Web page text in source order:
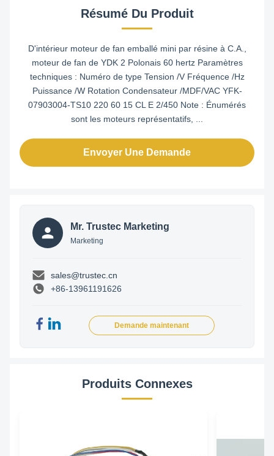
Résumé Du Produit
D'intérieur moteur de fan emballé mini par résine à C.A.,
moteur de fan de YDK 2 Polonais 60 hertz Paramètres
techniques : Numéro de type Tension /V Fréquence /Hz
Puissance /W Rotation Condensateur /MDF/VAC YFK-
07903004-TS10 220 60 15 CL E 2/450 Note : Énumérés
sont les moteurs représentatifs, ...
Envoyer Une Demande
Mr. Trustec Marketing
Marketing
sales@trustec.cn
+86-13961191626
Demande maintenant
Produits Connexes